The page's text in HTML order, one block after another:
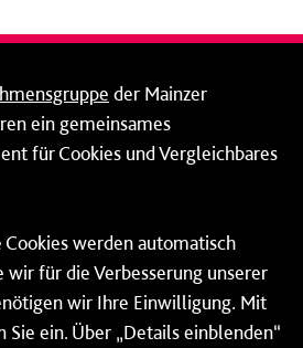
7 und ab 18 Uhr sowie an
ganztags werden Ihre
an ein Callcenter des
der Mainzer
ein gemeinsames
für Cookies und Vergleichbares
werden automatisch
für die Verbesserung unserer
wir Ihre Einwilligung. Mit
ein. Über „Details einblenden“